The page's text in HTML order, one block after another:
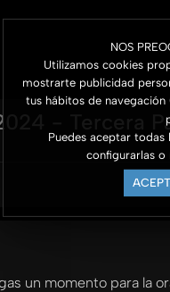
NOS
Utilizamos cookies
mostrarte publicidad
tus hábitos de
Puedes aceptar todas
configurarlas o
- Tercera
un momento para la